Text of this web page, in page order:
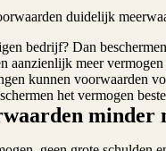
duidelijk
bedrijf? Dan
aanzienlijk meer
kunnen voorwaarden
het vermogen
minder